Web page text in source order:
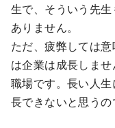
生で、そういう先
ありません。
ただ、疲弊しては
は企業は成長しま
職場です。長い人
長できないと思うの